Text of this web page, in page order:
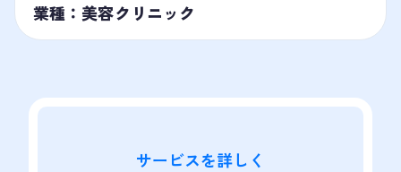
業種：美容クリニック
サービスを詳しく